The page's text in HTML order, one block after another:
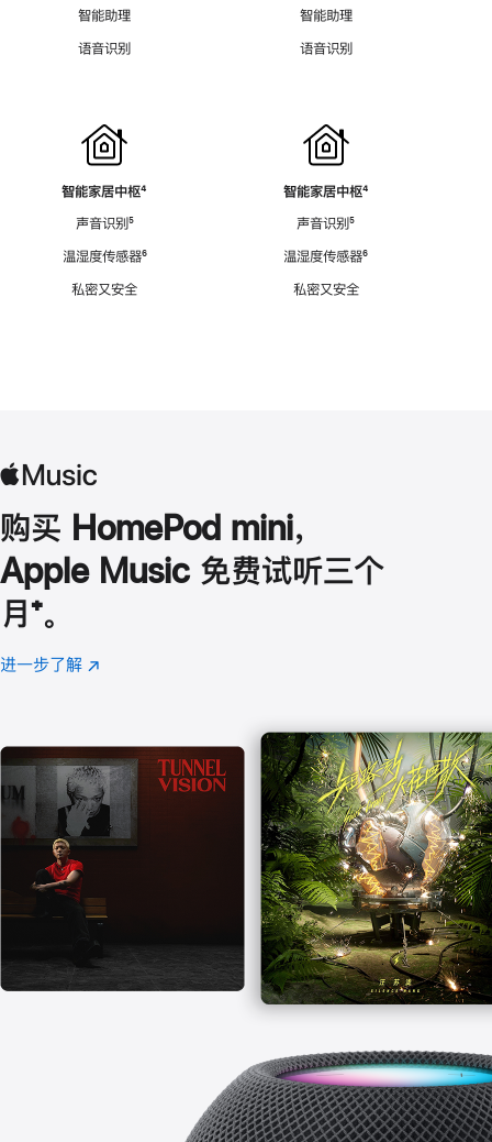
智能助理
语音识别
智能家居中枢脚
⁴
声音识别脚
⁵
温湿度传感器脚
⁶
私密又安全
智能助理
语音识别
智能家居中枢脚
⁴
声音识别脚
⁵
温湿度传感器脚
⁶
私密又安全
购买 HomePod mini，
Apple Music 免费试听三个
月 脚
注
⁺。
进一步了解 Apple
(在
口
中
打
开)